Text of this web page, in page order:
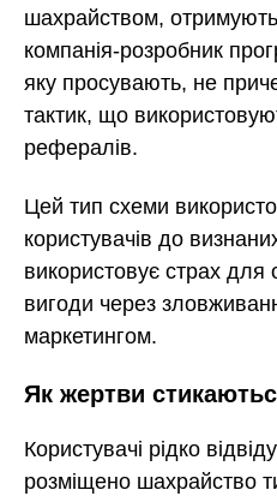
шахрайством, отримують
компанія-розробник
яку просувають, не
тактик, що
рефералів.
Цей тип схеми
користувачів до
використовує страх для
вигоди через
маркетингом.
Як жертви
Користувачі рідко
розміщено шахрайство